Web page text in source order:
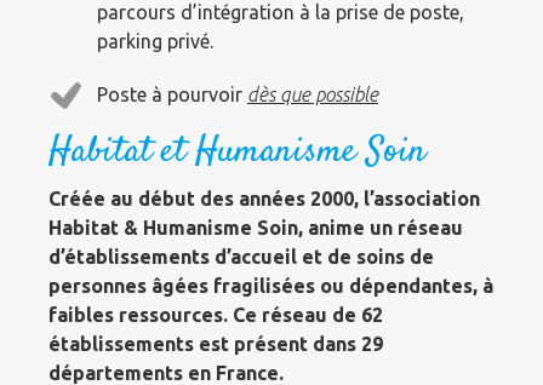
parcours d’intégration à la prise de poste,
parking privé.
Poste à pourvoir dès que possible
Habitat et Humanisme Soin
Créée au début des années 2000, l’association
Habitat & Humanisme Soin, anime un réseau
d’établissements d’accueil et de soins de
personnes âgées fragilisées ou dépendantes, à
faibles ressources. Ce réseau de 62
établissements est présent dans 29
départements en France.